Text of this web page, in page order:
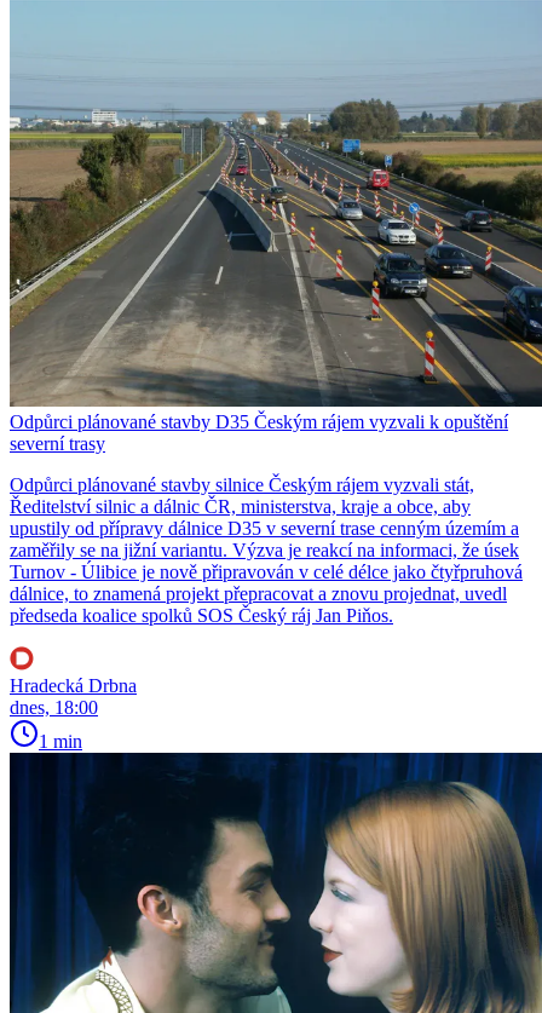
Odpůrci plánované stavby D35 Českým rájem vyzvali k opuštění
severní trasy
Odpůrci plánované stavby silnice Českým rájem vyzvali stát,
Ředitelství silnic a dálnic ČR, ministerstva, kraje a obce, aby
upustily od přípravy dálnice D35 v severní trase cenným územím a
zaměřily se na jižní variantu. Výzva je reakcí na informaci, že úsek
Turnov - Úlibice je nově připravován v celé délce jako čtyřpruhová
dálnice, to znamená projekt přepracovat a znovu projednat, uvedl
předseda koalice spolků SOS Český ráj Jan Piňos.
Hradecká Drbna
dnes, 18:00
1 min